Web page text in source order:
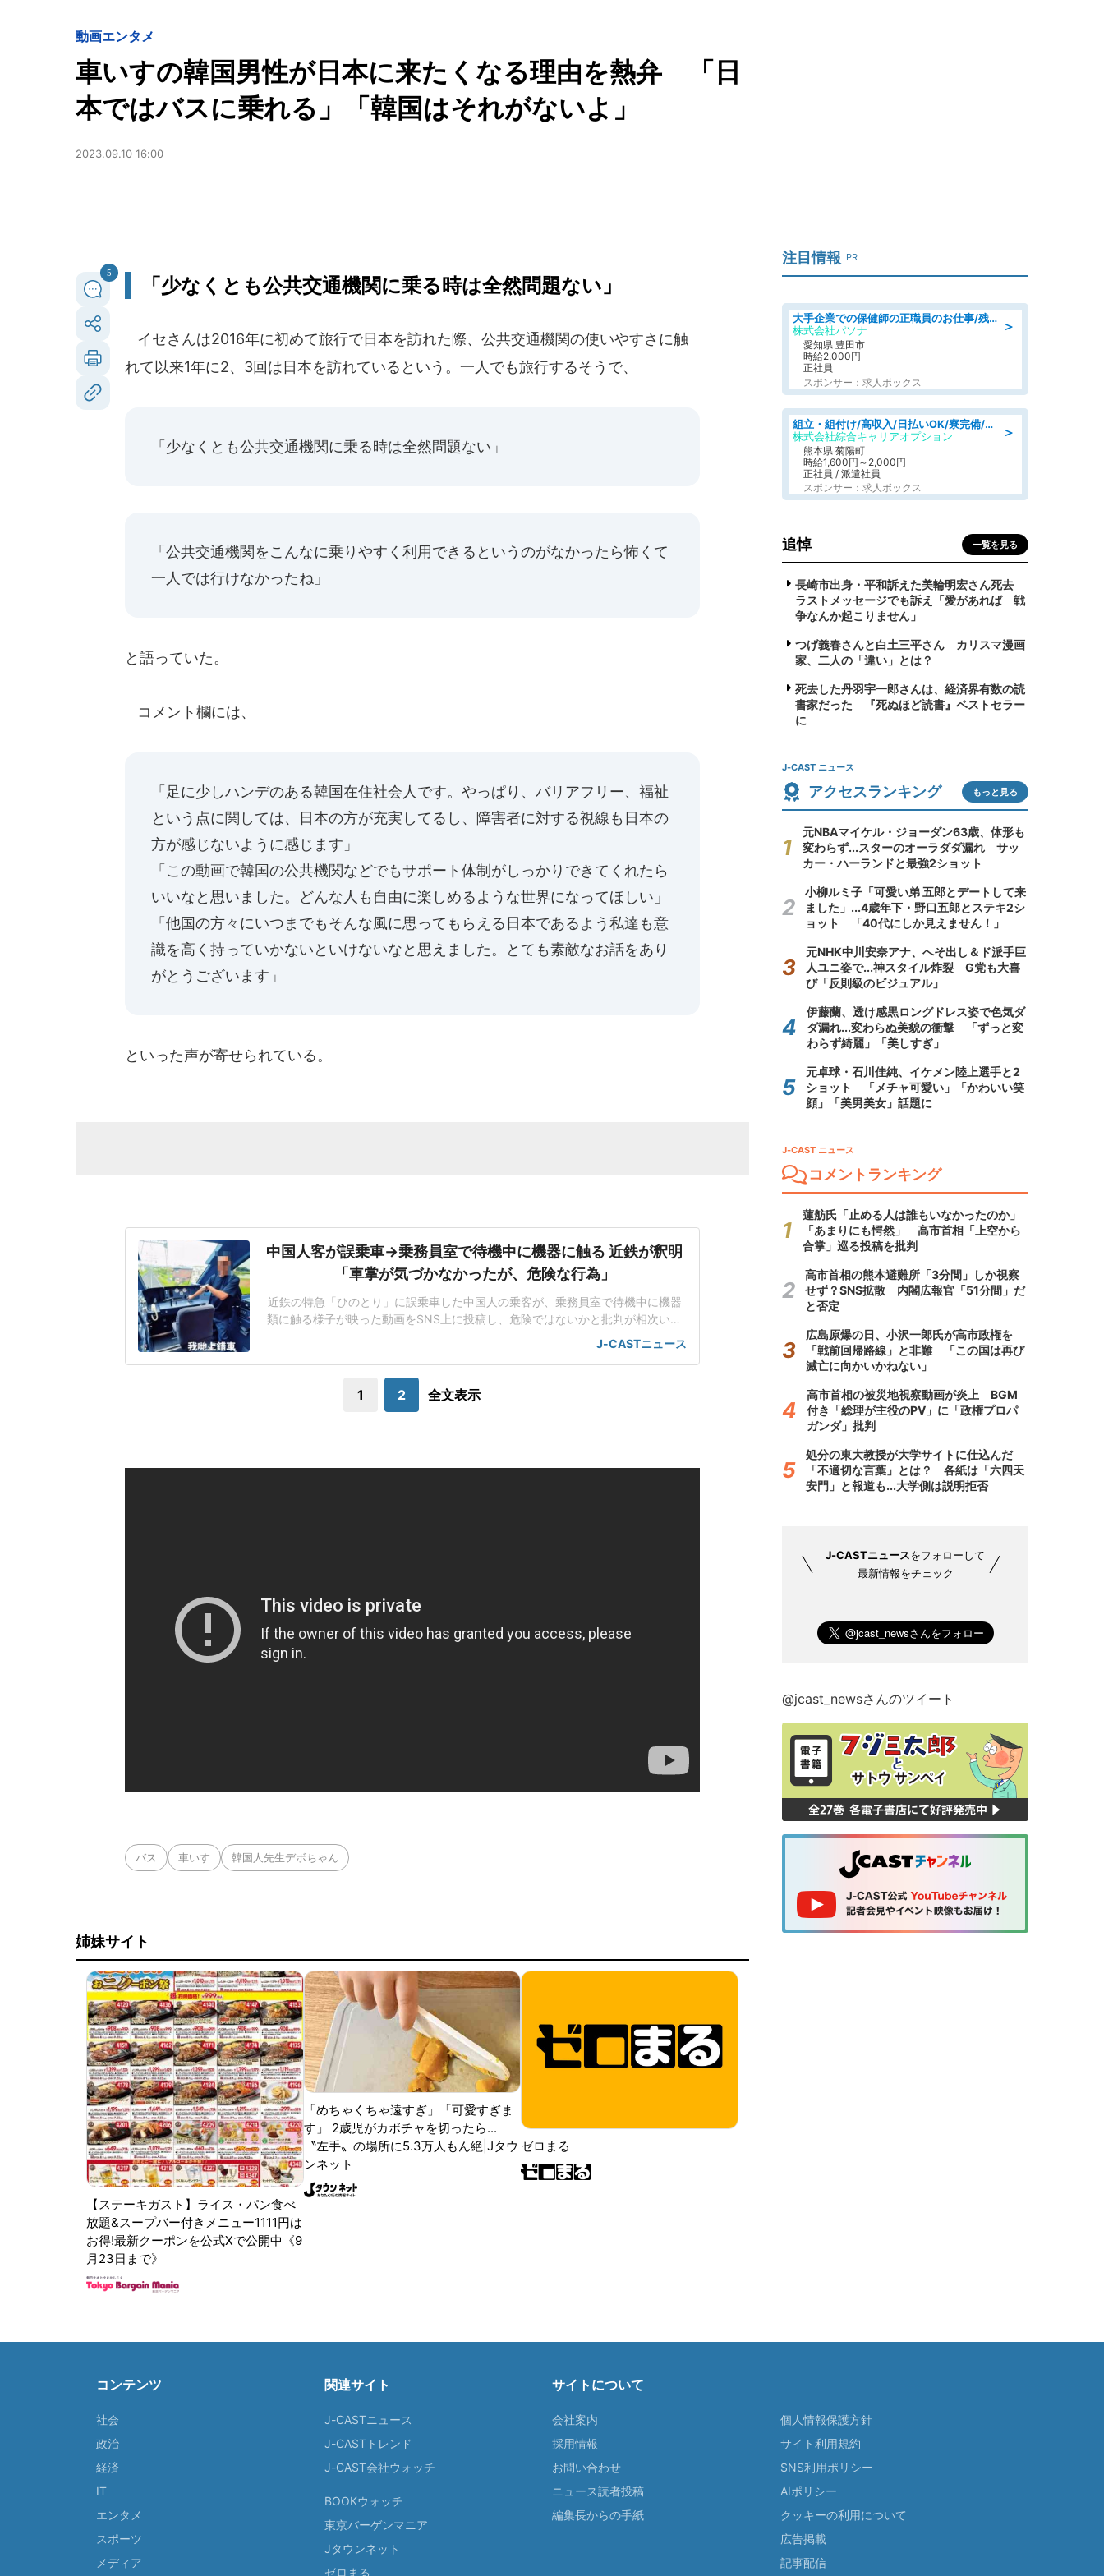
動画エンタメ
車いすの韓国男性が日本に来たくなる理由を熱弁 「日
本ではバスに乗れる」「韓国はそれがないよ」
2023.09.10 16:00
5
「少なくとも公共交通機関に乗る時は全然問題ない」
イセさんは2016年に初めて旅行で日本を訪れた際、公共交通機関の使いやすさに触
れて以来1年に2、3回は日本を訪れているという。一人でも旅行するそうで、
「少なくとも公共交通機関に乗る時は全然問題ない」
「公共交通機関をこんなに乗りやすく利用できるというのがなかったら怖くて
一人では行けなかったね」
と語っていた。
コメント欄には、
「足に少しハンデのある韓国在住社会人です。やっぱり、バリアフリー、福祉
という点に関しては、日本の方が充実してるし、障害者に対する視線も日本の
方が感じないように感じます」
「この動画で韓国の公共機関などでもサポート体制がしっかりできてくれたら
いいなと思いました。どんな人も自由に楽しめるような世界になってほしい」
「他国の方々にいつまでもそんな風に思ってもらえる日本であるよう私達も意
識を高く持っていかないといけないなと思えました。とても素敵なお話をあり
がとうございます」
といった声が寄せられている。
中国人客が誤乗車→乗務員室で待機中に機器に触る 近鉄が釈明
「車掌が気づかなかったが、危険な行為」
近鉄の特急「ひのとり」に誤乗車した中国人の乗客が、乗務員室で待機中に機器
類に触る様子が映った動画をSNS上に投稿し、危険ではないかと批判が相次いで
いる。同社によると、途中駅に臨時停車してこの客を降ろす前に待機してもらっ
たという。機器を触る行為については、運行に支障が出るものではなかったとし
客の動画撮影に注意特急最後尾の乗
J-CASTニュース
1 2 全文表示
バス 車いす 韓国人先生デボちゃん
姉妹サイト
【ステーキガスト】ライス・パン食べ
放題&スープバー付きメニュー1111円は
お得!最新クーポンを公式Xで公開中《9
月23日まで》
「めちゃくちゃ遠すぎ」「可愛すぎま
す」 2歳児がカボチャを切ったら...
〝左手〟の場所に5.3万人もん絶|Jタウ
ンネット
ゼロまる
注目情報 PR
＞
大手企業での保健師の正職員のお仕事/残業なし/要資格:保健師
株式会社パソナ
愛知県 豊田市
時給2,000円
正社員
スポンサー：求人ボックス
＞
組立・組付け/高収入/日払いOK/寮完備/交替制/20・30・40代活躍中
株式会社綜合キャリアオプション
熊本県 菊陽町
時給1,600円～2,000円
正社員 / 派遣社員
スポンサー：求人ボックス
追悼 一覧を見る
長崎市出身・平和訴えた美輪明宏さん死去
ラストメッセージでも訴え「愛があれば 戦
争なんか起こりません」
つげ義春さんと白土三平さん カリスマ漫画
家、二人の「違い」とは？
死去した丹羽宇一郎さんは、経済界有数の読
書家だった 『死ぬほど読書』ベストセラー
に
J-CAST ニュース
アクセスランキング もっと見る
元NBAマイケル・ジョーダン63歳、体形も
変わらず...スターのオーラダダ漏れ サッ
カー・ハーランドと最強2ショット
小柳ルミ子「可愛い弟 五郎とデートして来
ました」...4歳年下・野口五郎とステキ2シ
ョット 「40代にしか見えません！」
元NHK中川安奈アナ、へそ出し＆ド派手巨
人ユニ姿で...神スタイル炸裂 G党も大喜
び「反則級のビジュアル」
伊藤蘭、透け感黒ロングドレス姿で色気ダ
ダ漏れ...変わらぬ美貌の衝撃 「ずっと変
わらず綺麗」「美しすぎ」
元卓球・石川佳純、イケメン陸上選手と2
ショット 「メチャ可愛い」「かわいい笑
顔」「美男美女」話題に
J-CAST ニュース
コメントランキング
蓮舫氏「止める人は誰もいなかったのか」
「あまりにも愕然」 高市首相「上空から
合掌」巡る投稿を批判
高市首相の熊本避難所「3分間」しか視察
せず？SNS拡散 内閣広報官「51分間」だ
と否定
広島原爆の日、小沢一郎氏が高市政権を
「戦前回帰路線」と非難 「この国は再び
滅亡に向かいかねない」
高市首相の被災地視察動画が炎上 BGM
付き「総理が主役のPV」に「政権プロパ
ガンダ」批判
処分の東大教授が大学サイトに仕込んだ
「不適切な言葉」とは？ 各紙は「六四天
安門」と報道も...大学側は説明拒否
J-CASTニュースをフォローして
最新情報をチェック
@jcast_newsさんのツイート
コンテンツ
社会
政治
経済
IT
エンタメ
スポーツ
メディア
関連サイト
J-CASTニュース
J-CASTトレンド
J-CAST会社ウォッチ
BOOKウォッチ
東京バーゲンマニア
Jタウンネット
ゼロまる
サイトについて
会社案内
採用情報
お問い合わせ
ニュース読者投稿
編集長からの手紙
個人情報保護方針
サイト利用規約
SNS利用ポリシー
AIポリシー
クッキーの利用について
広告掲載
記事配信